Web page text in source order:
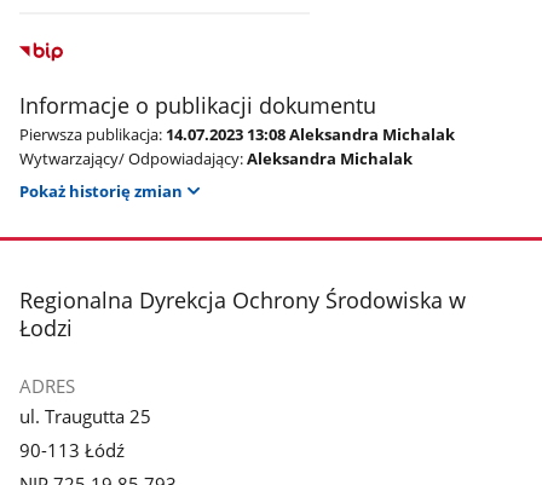
Informacje o publikacji dokumentu
Pierwsza publikacja: 14.07.2023 13:08 Aleksandra Michalak
Wytwarzający/ Odpowiadający:Aleksandra Michalak
Pokaż historię zmian
stopka
Regionalna Dyrekcja Ochrony Środowiska w
Łodzi
ADRES
ul. Traugutta 25
90-113 Łódź